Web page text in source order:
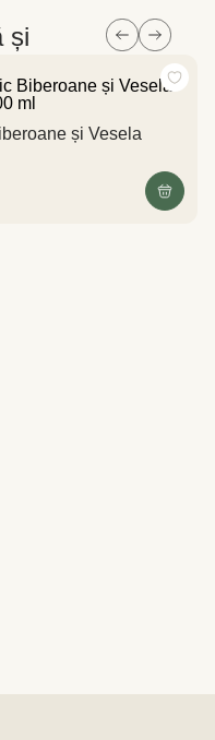
și
și Vesela